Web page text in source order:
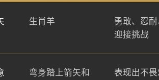
生肖羊
勇敢、忍
迎接挑战
弯身踏上箭矢和
表现出不